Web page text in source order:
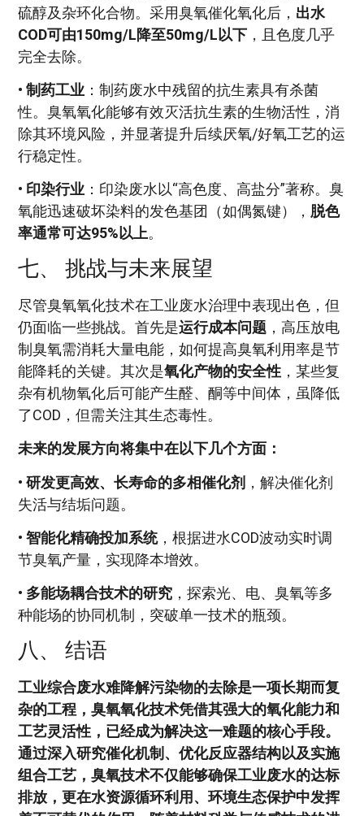
硫醇及杂环化合物。采用臭氧催化氧化后， 出水
COD可由150mg/L降至50mg/L以下 ，且色度几乎
完全去除。
• 制药工业 ：制药废水中残留的抗生素具有杀菌
性。臭氧氧化能够有效灭活抗生素的生物活性，消
除其环境风险，并显著提升后续厌氧/好氧工艺的运
行稳定性。
• 印染行业 ：印染废水以“高色度、高盐分”著称。臭
氧能迅速破坏染料的发色基团（如偶氮键）， 脱色
率通常可达95%以上。
七、 挑战与未来展望
尽管臭氧氧化技术在工业废水治理中表现出色，但
仍面临一些挑战。首先是运行成本问题 ，高压放电
制臭氧需消耗大量电能，如何提高臭氧利用率是节
能降耗的关键。其次是氧化产物的安全性 ，某些复
杂有机物氧化后可能产生醛、酮等中间体，虽降低
了COD，但需关注其生态毒性。
未来的发展方向将集中在以下几个方面：
• 研发更高效、长寿命的多相催化剂 ，解决催化剂
失活与结垢问题。
• 智能化精确投加系统，根据进水COD波动实时调
节臭氧产量，实现降本增效。
• 多能场耦合技术的研究 ，探索光、电、臭氧等多
种能场的协同机制，突破单一技术的瓶颈。
八、 结语
工业综合废水难降解污染物的去除是一项长期而复
杂的工程，臭氧氧化技术凭借其强大的氧化能力和
工艺灵活性，已经成为解决这一难题的核心手段。
通过深入研究催化机制、优化反应器结构以及实施
组合工艺，臭氧技术不仅能够确保工业废水的达标
排放，更在水资源循环利用、环境生态保护中发挥